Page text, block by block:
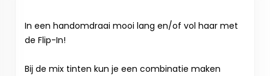
In een handomdraai mooi lang en/of vol haar met
de Flip-In!
Bij de mix tinten kun je een combinatie maken